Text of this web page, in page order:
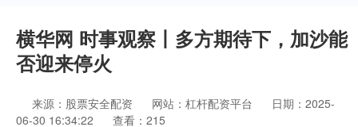
横华网 时事观察丨多方期待下，加沙能
否迎来停火
来源：股票安全配资 网站：杠杆配资平台
日期：2025-
06-30 16:34:22
查看：215